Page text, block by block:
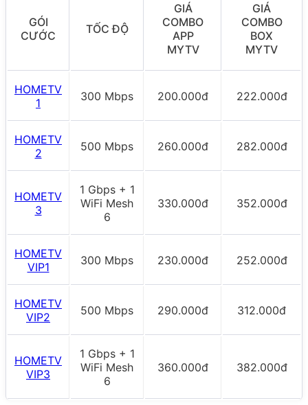
GÓI
CƯỚC
TỐC ĐỘ
GIÁ
COMBO
APP
MYTV
GIÁ
COMBO
BOX
MYTV
HOMETV
1
300 Mbps 200.000đ 222.000đ
HOMETV
2
500 Mbps 260.000đ 282.000đ
HOMETV
3
1 Gbps + 1
WiFi Mesh
6
330.000đ 352.000đ
HOMETV
VIP1
300 Mbps 230.000đ 252.000đ
HOMETV
VIP2
500 Mbps 290.000đ 312.000đ
HOMETV
VIP3
1 Gbps + 1
WiFi Mesh
6
360.000đ 382.000đ